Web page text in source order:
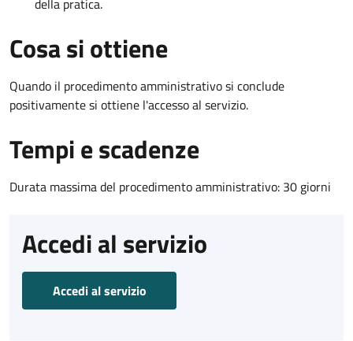
Cosa si ottiene
Quando il procedimento amministrativo si conclude
positivamente si ottiene l'accesso al servizio.
Tempi e scadenze
Durata massima del procedimento amministrativo: 30 giorni
Accedi al servizio
Accedi al servizio